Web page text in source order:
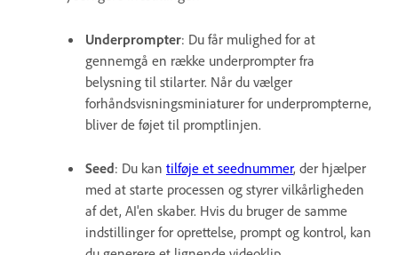
Underprompter: Du får mulighed for at
gennemgå en række underprompter fra
belysning til stilarter. Når du vælger
forhåndsvisningsminiaturer for underprompterne,
bliver de føjet til promptlinjen.
Seed: Du kan tilføje et seednummer, der hjælper
med at starte processen og styrer vilkårligheden
af det, AI'en skaber. Hvis du bruger de samme
indstillinger for oprettelse, prompt og kontrol, kan